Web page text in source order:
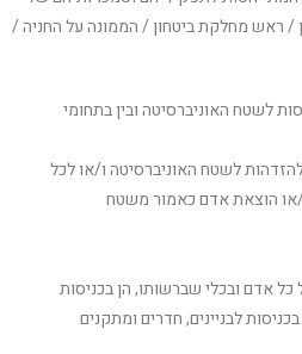
/ ראש מחלקת ביטחון / הממונה על החניה /
לשטח האוניברסיטה ובין בתחומי
לשטח האוניברסיטה ו/או לכל
או הוצאת אדם כאמור משטח
אדם ובכלי שברשותו, הן בכניסות
לבניינים, חדרים ומתקנים